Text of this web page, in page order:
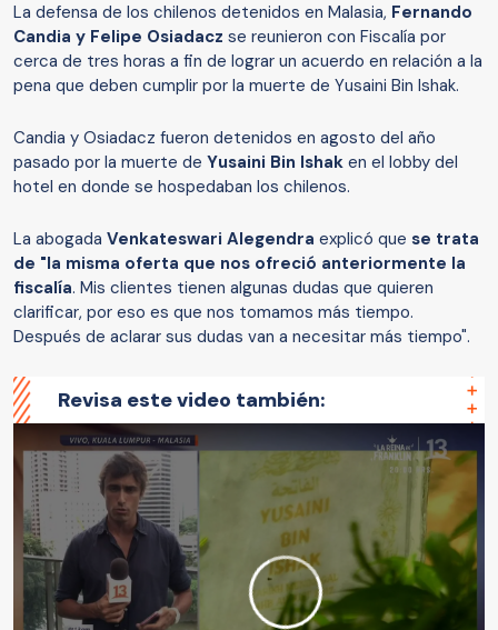
La defensa de los chilenos detenidos en Malasia, Fernando
Candia y Felipe Osiadacz se reunieron con Fiscalía por
cerca de tres horas a fin de lograr un acuerdo en relación a la
pena que deben cumplir por la muerte de Yusaini Bin Ishak.
Candia y Osiadacz fueron detenidos en agosto del año
pasado por la muerte de Yusaini Bin Ishak en el lobby del
hotel en donde se hospedaban los chilenos.
La abogada Venkateswari Alegendra explicó que se trata
de "la misma oferta que nos ofreció anteriormente la
fiscalía. Mis clientes tienen algunas dudas que quieren
clarificar, por eso es que nos tomamos más tiempo.
Después de aclarar sus dudas van a necesitar más tiempo".
Revisa este video también: